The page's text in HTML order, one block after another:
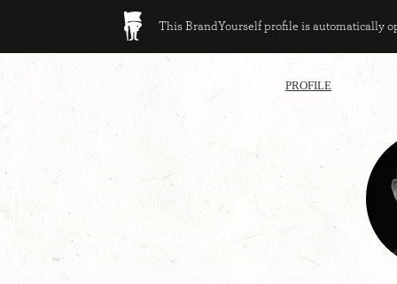
This BrandYourself profile is automatically
PROFILE